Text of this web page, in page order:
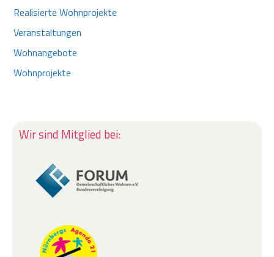
Realisierte Wohnprojekte
Veranstaltungen
Wohnangebote
Wohnprojekte
Wir sind Mitglied bei: